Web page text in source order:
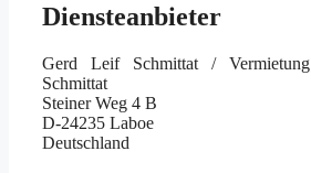
Diensteanbieter
Gerd Leif Schmittat / Vermietung
Schmittat
Steiner Weg 4 B
D-24235 Laboe
Deutschland